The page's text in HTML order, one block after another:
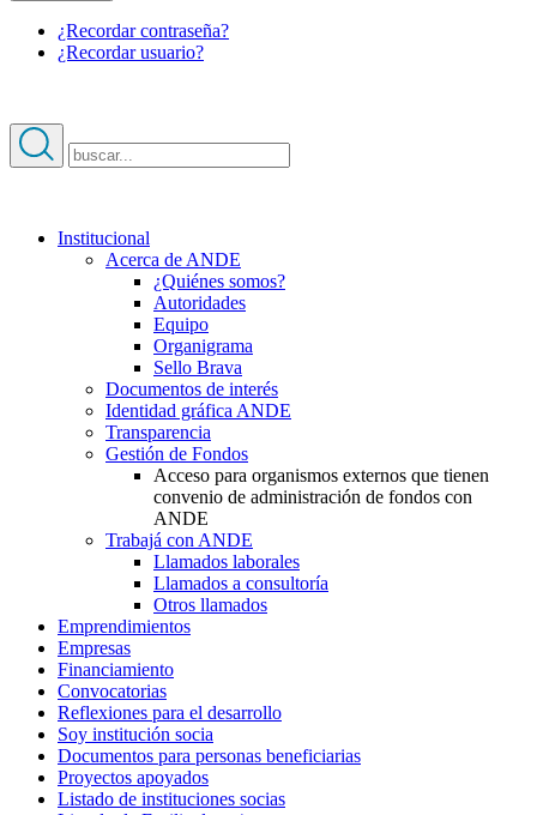
¿Recordar contraseña?
¿Recordar usuario?
Institucional
Acerca de ANDE
¿Quiénes somos?
Autoridades
Equipo
Organigrama
Sello Brava
Documentos de interés
Identidad gráfica ANDE
Transparencia
Gestión de Fondos
Acceso para organismos externos que tienen
convenio de administración de fondos con
ANDE
Trabajá con ANDE
Llamados laborales
Llamados a consultoría
Otros llamados
Emprendimientos
Empresas
Financiamiento
Convocatorias
Reflexiones para el desarrollo
Soy institución socia
Documentos para personas beneficiarias
Proyectos apoyados
Listado de instituciones socias